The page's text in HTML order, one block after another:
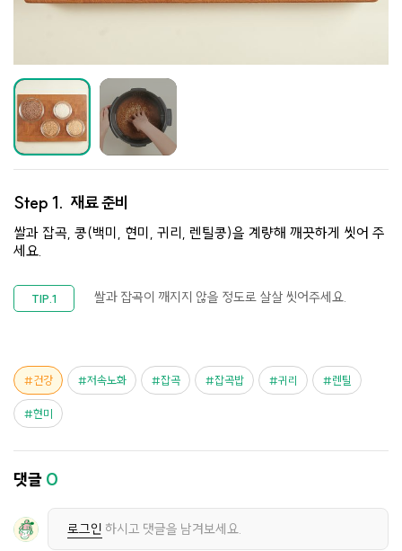
Step 1. 재료 준비
쌀과 잡곡, 콩(백미, 현미, 귀리, 렌틸콩)을 계량해 깨끗하게 씻어 주
세요.​
쌀과 잡곡이 깨지지 않을 정도로 살살 씻어주세요.​
건강 저속노화 잡곡 잡곡밥 귀리 렌틸
현미
댓글 0
로그인 하시고 댓글을 남겨보세요.